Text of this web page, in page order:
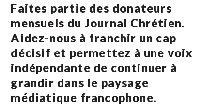
Faites partie des donateurs
mensuels du Journal Chrétien.
Aidez-nous à franchir un cap
décisif et permettez à une voix
indépendante de continuer à
grandir dans le paysage
médiatique francophone.